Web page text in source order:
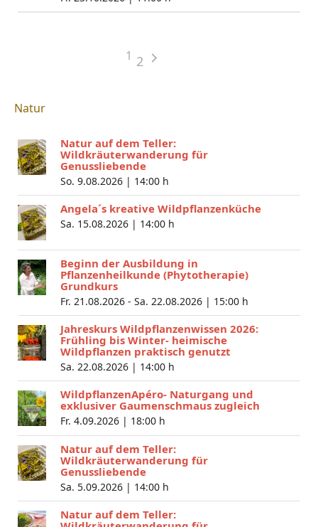
1 2
Natur
Natur auf dem Teller:
Wildkräuterwanderung für
Genussliebende
So. 9.08.2026 | 14:00 h
Angela´s kreative Wildpflanzenküche
Sa. 15.08.2026 | 14:00 h
Beginn der Ausbildung in
Pflanzenheilkunde (Phytotherapie)
Grundkurs
Fr. 21.08.2026 - Sa. 22.08.2026 | 15:00 h
Jahreskurs Wildpflanzenwissen 2026:
Frühling bis Winter- heimische
Wildpflanzen praktisch genutzt
Sa. 22.08.2026 | 14:00 h
WildpflanzenApéro- Naturgang und
exklusiver Gaumenschmaus zugleich
Fr. 4.09.2026 | 18:00 h
Natur auf dem Teller:
Wildkräuterwanderung für
Genussliebende
Sa. 5.09.2026 | 14:00 h
Natur auf dem Teller: